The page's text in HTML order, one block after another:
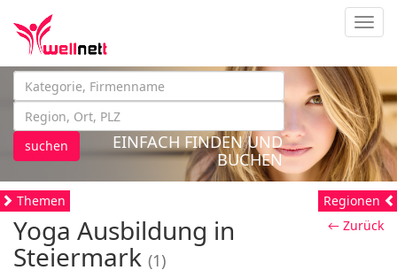
suchen
EINFACH FINDEN UND
BUCHEN
Themen
← Zurück
Yoga Ausbildung in
Steiermark (1)
Regionen